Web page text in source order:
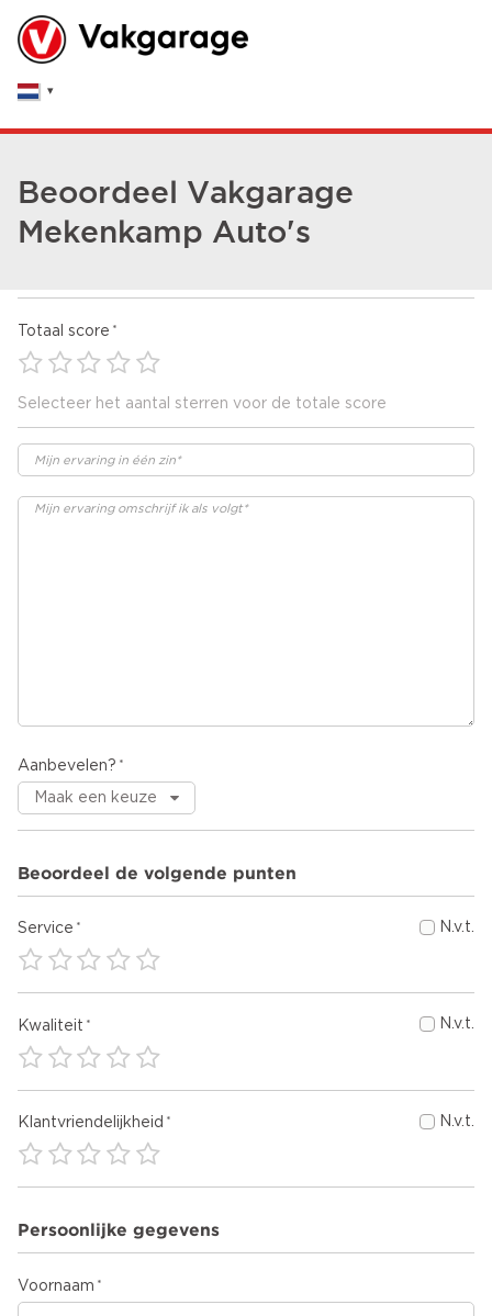
Beoordeel Vakgarage
Mekenkamp Auto's
Totaal score
Selecteer het aantal sterren voor de totale score
Aanbevelen?
Beoordeel de volgende punten
Service N.v.t.
Kwaliteit N.v.t.
Klantvriendelijkheid N.v.t.
Persoonlijke gegevens
Voornaam